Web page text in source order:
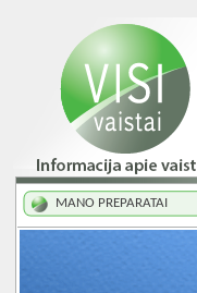
MANO PREPARATAI